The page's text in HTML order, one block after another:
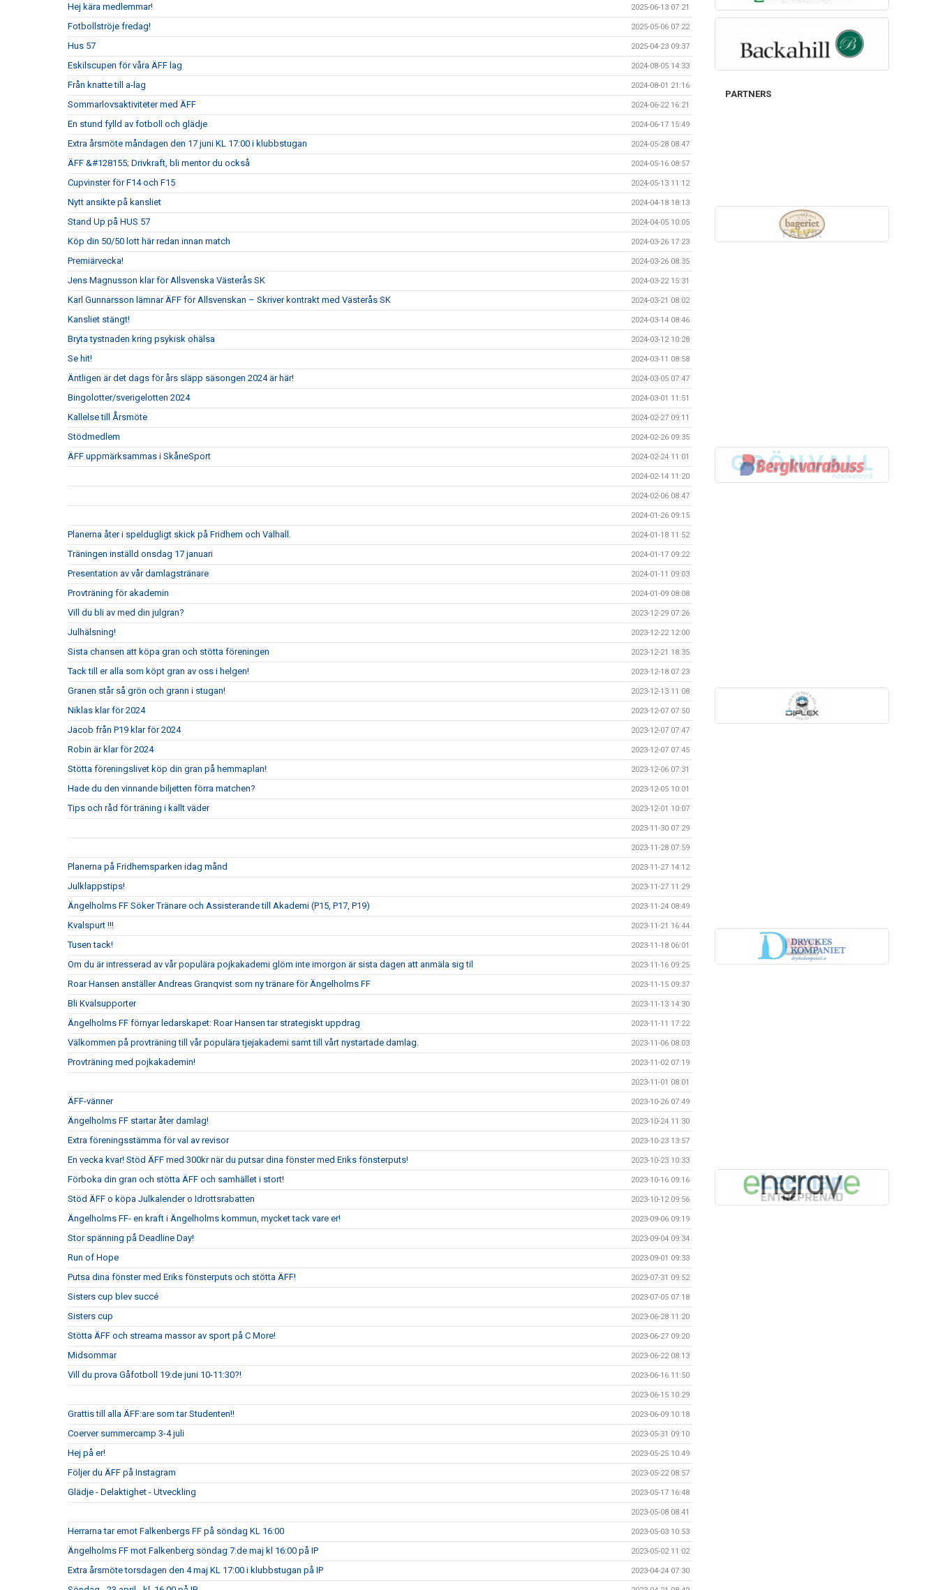
Hej kära medlemmar! 2025-06-13 07:21
Fotbollströje fredag! 2025-05-06 07:22
Hus 57 2025-04-23 09:37
Eskilscupen för våra ÄFF lag 2024-08-05 14:33
Från knatte till a-lag 2024-08-01 21:16
Sommarlovsaktiviteter med ÄFF 2024-06-22 16:21
En stund fylld av fotboll och glädje 2024-06-17 15:49
Extra årsmöte måndagen den 17 juni KL 17:00 i klubbstugan 2024-05-28 08:47
ÄFF &#128155; Drivkraft, bli mentor du också 2024-05-16 08:57
Cupvinster för F14 och F15 2024-05-13 11:12
Nytt ansikte på kansliet 2024-04-18 18:13
Stand Up på HUS 57 2024-04-05 10:05
Köp din 50/50 lott här redan innan match 2024-03-26 17:23
Premiärvecka! 2024-03-26 08:35
Jens Magnusson klar för Allsvenska Västerås SK 2024-03-22 15:31
Karl Gunnarsson lämnar ÄFF för Allsvenskan – Skriver kontrakt med Västerås SK 2024-03-21 08:02
Kansliet stängt! 2024-03-14 08:46
Bryta tystnaden kring psykisk ohälsa 2024-03-12 10:28
Se hit! 2024-03-11 08:58
Äntligen är det dags för års släpp säsongen 2024 är här! 2024-03-05 07:47
Bingolotter/sverigelotten 2024 2024-03-01 11:51
Kallelse till Årsmöte 2024-02-27 09:11
Stödmedlem 2024-02-26 09:35
ÄFF uppmärksammas i SkåneSport 2024-02-24 11:01
2024-02-14 11:20
2024-02-06 08:47
2024-01-26 09:15
Planerna åter i speldugligt skick på Fridhem och Valhall. 2024-01-18 11:52
Träningen inställd onsdag 17 januari 2024-01-17 09:22
Presentation av vår damlagstränare 2024-01-11 09:03
Provträning för akademin 2024-01-09 08:08
Vill du bli av med din julgran? 2023-12-29 07:26
Julhälsning! 2023-12-22 12:00
Sista chansen att köpa gran och stötta föreningen 2023-12-21 18:35
Tack till er alla som köpt gran av oss i helgen! 2023-12-18 07:23
Granen står så grön och grann i stugan! 2023-12-13 11:08
Niklas klar för 2024 2023-12-07 07:50
Jacob från P19 klar för 2024 2023-12-07 07:47
Robin är klar för 2024 2023-12-07 07:45
Stötta föreningslivet köp din gran på hemmaplan! 2023-12-06 07:31
Hade du den vinnande biljetten förra matchen? 2023-12-05 10:01
Tips och råd för träning i kallt väder 2023-12-01 10:07
2023-11-30 07:29
2023-11-28 07:59
Planerna på Fridhemsparken idag månd 2023-11-27 14:12
Julklappstips! 2023-11-27 11:29
Ängelholms FF Söker Tränare och Assisterande till Akademi (P15, P17, P19) 2023-11-24 08:49
Kvalspurt !!! 2023-11-21 16:44
Tusen tack! 2023-11-18 06:01
Om du är intresserad av vår populära pojkakademi glöm inte imorgon är sista dagen att anmäla sig til 2023-11-16 09:25
Roar Hansen anställer Andreas Granqvist som ny tränare för Ängelholms FF 2023-11-15 09:37
Bli Kvalsupporter 2023-11-13 14:30
Ängelholms FF förnyar ledarskapet: Roar Hansen tar strategiskt uppdrag 2023-11-11 17:22
Välkommen på provträning till vår populära tjejakademi samt till vårt nystartade damlag. 2023-11-06 08:03
Provträning med pojkakademin! 2023-11-02 07:19
2023-11-01 08:01
ÄFF-vänner 2023-10-26 07:49
Ängelholms FF startar åter damlag! 2023-10-24 11:30
Extra föreningsstämma för val av revisor 2023-10-23 13:57
En vecka kvar! Stöd ÄFF med 300kr när du putsar dina fönster med Eriks fönsterputs! 2023-10-23 10:33
Förboka din gran och stötta ÄFF och samhället i stort! 2023-10-16 09:16
Stöd ÄFF o köpa Julkalender o Idrottsrabatten 2023-10-12 09:56
Ängelholms FF- en kraft i Ängelholms kommun, mycket tack vare er! 2023-09-06 09:19
Stor spänning på Deadline Day! 2023-09-04 09:34
Run of Hope 2023-09-01 09:33
Putsa dina fönster med Eriks fönsterputs och stötta ÄFF! 2023-07-31 09:52
Sisters cup blev succé 2023-07-05 07:18
Sisters cup 2023-06-28 11:20
Stötta ÄFF och streama massor av sport på C More! 2023-06-27 09:20
Midsommar 2023-06-22 08:13
Vill du prova Gåfotboll 19:de juni 10-11:30?! 2023-06-16 11:50
2023-06-15 10:29
Grattis till alla ÄFF:are som tar Studenten!! 2023-06-09 10:18
Coerver summercamp 3-4 juli 2023-05-31 09:10
Hej på er! 2023-05-25 10:49
Följer du ÄFF på Instagram 2023-05-22 08:57
Glädje - Delaktighet - Utveckling 2023-05-17 16:48
2023-05-08 08:41
Herrarna tar emot Falkenbergs FF på söndag KL 16:00 2023-05-03 10:53
Ängelholms FF mot Falkenberg söndag 7:de maj kl 16:00 på IP 2023-05-02 11:02
Extra årsmöte torsdagen den 4 maj KL 17:00 i klubbstugan på IP 2023-04-24 07:30
PARTNERS